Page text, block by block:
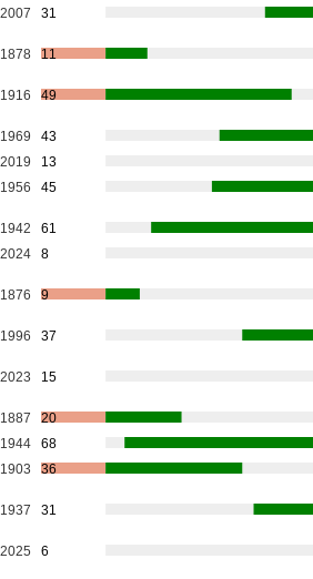
2007 31
1878 11
1916 49
1969
43
2019
13
1956 45
1942
61
2024 8
1876 9
1996 37
2023 15
1887
20
1944
68
1903 36
1937 31
2025 6